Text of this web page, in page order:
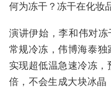
何为冻干？冻干在化妆
演讲伊始，李和伟对
常规冷冻，伟博海泰独
实现超低温急速冷冻，
倍，不会生成大块冰晶